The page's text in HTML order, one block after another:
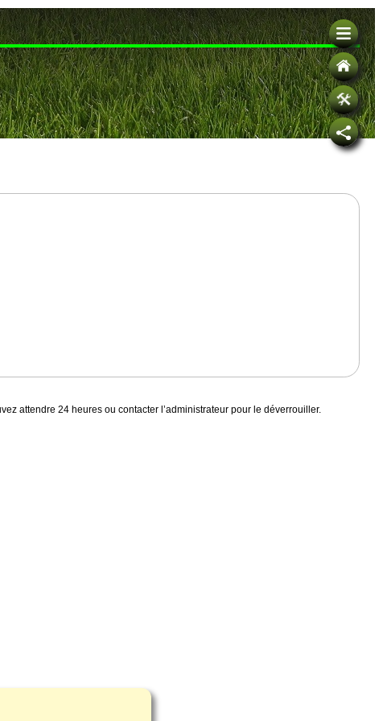
attendre 24 heures ou contacter l’administrateur pour le déverrouiller.